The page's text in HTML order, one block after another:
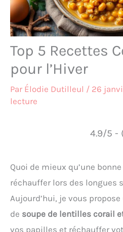
Top 5 Recettes
pour l’Hiver
Par Élodie Dutilleul / 26
lecture
4.9/5 -
Quoi de mieux qu’une
réchauffer lors des longues
Aujourd’hui, je vous
de soupe de lentilles corail
vos papilles et réchauffer